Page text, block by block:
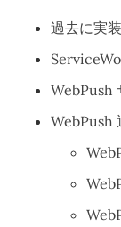
過去に実
WebPush
WebPush